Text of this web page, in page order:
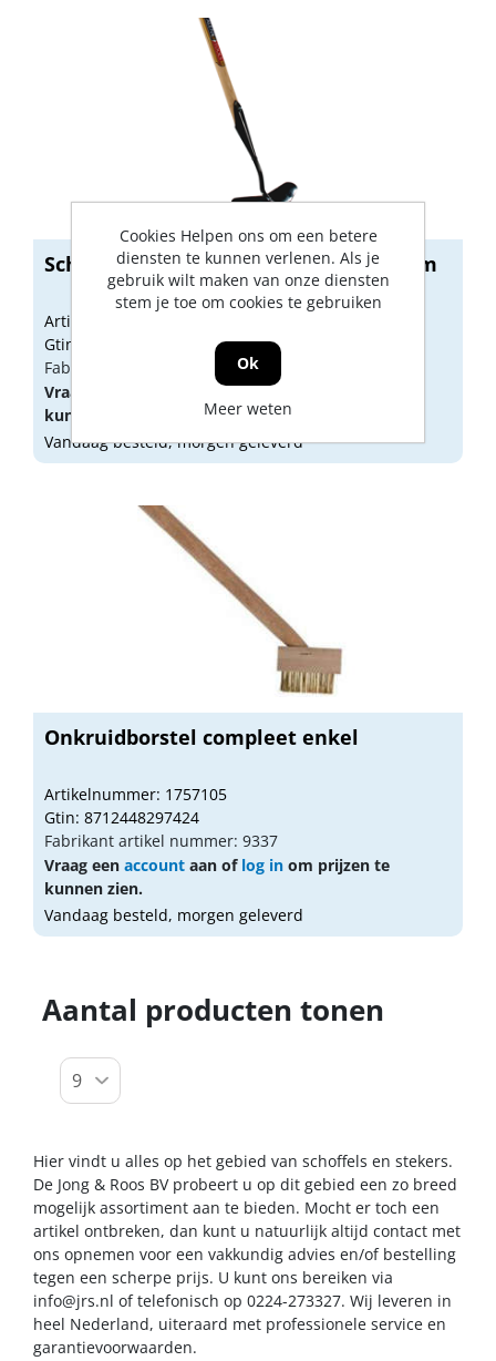
Schoffel met steel 170cm breedte 20cm
Artikelnummer: 1757098
Gtin: 8712448293655
Fabrikant artikel nummer: TP20C
Vraag een
aan oflog in
kunnen zien.
Vandaag besteld, morgen geleverd
Onkruidborstel compleet enkel
Artikelnummer: 1757105
Gtin: 8712448297424
Fabrikant artikel nummer: 9337
Vraag een account aan of log in om prijzen te
kunnen zien.
Vandaag besteld, morgen geleverd
Aantal producten tonen
Hier vindt u alles op het gebied van schoffels en stekers.
De Jong & Roos BV probeert u op dit gebied een zo breed
mogelijk assortiment aan te bieden. Mocht er toch een
artikel ontbreken, dan kunt u natuurlijk altijd contact met
ons opnemen voor een vakkundig advies en/of bestelling
tegen een scherpe prijs. U kunt ons bereiken via
info@jrs.nl of telefonisch op 0224-273327. Wij leveren in
heel Nederland, uiteraard met professionele service en
garantievoorwaarden.
Cookies Helpen ons om een betere
diensten te kunnen verlenen. Als je
gebruik wilt maken van onze diensten
stem je toe om cookies te gebruiken
Ok
Meer weten